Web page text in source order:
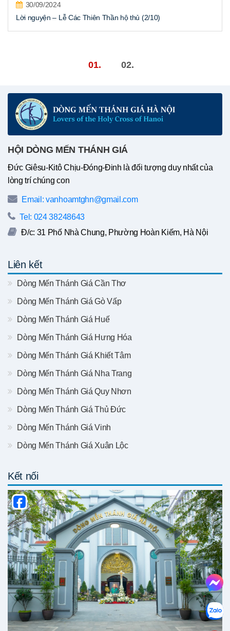
30/09/2024
Lời nguyện – Lễ Các Thiên Thần hộ thủ (2/10)
01. 02.
HỘI DÒNG MẾN THÁNH GIÁ
Đức Giêsu-Kitô Chịu-Đóng-Đinh là đối tượng duy nhất của
lòng trí chúng con
Email: vanhoamtghn@gmail.com
Tel: 024 38248643
Đ/c: 31 Phố Nhà Chung, Phường Hoàn Kiếm, Hà Nội
Liên kết
Dòng Mến Thánh Giá Cần Thơ
Dòng Mến Thánh Giá Gò Vấp
Dòng Mến Thánh Giá Huế
Dòng Mến Thánh Giá Hưng Hóa
Dòng Mến Thánh Giá Khiết Tâm
Dòng Mến Thánh Giá Nha Trang
Dòng Mến Thánh Giá Quy Nhơn
Dòng Mến Thánh Giá Thủ Đức
Dòng Mến Thánh Giá Vinh
Dòng Mến Thánh Giá Xuân Lộc
Kết nối